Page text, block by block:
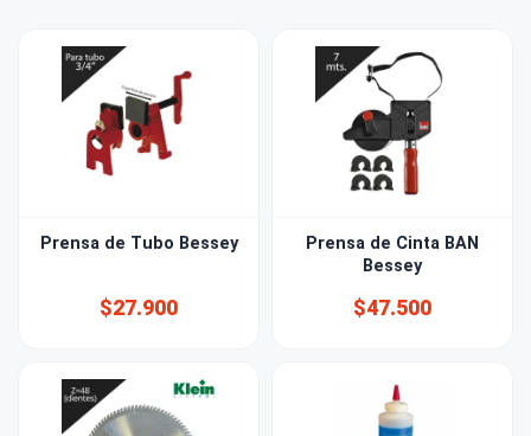
Prensa de Tubo Bessey
$27.900
Prensa de Cinta BAN
Bessey
$47.500